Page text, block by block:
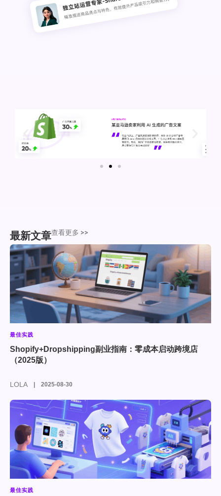
最新文章查看更多 >>
最佳实践
Shopify+Dropshipping副业指南：零成本启动跨境店
（2025版）
LOLA 2025-08-30
最佳实践